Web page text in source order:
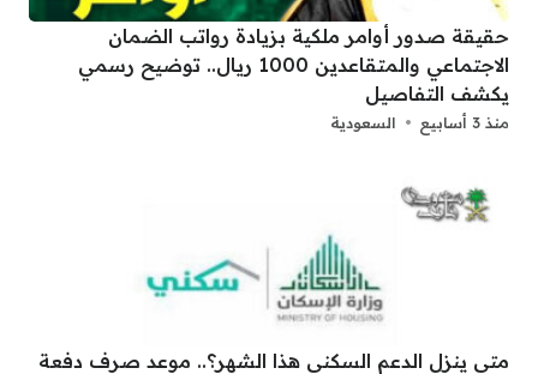
حقيقة صدور أوامر ملكية بزيادة رواتب الضمان
الاجتماعي والمتقاعدين 1000 ريال.. توضيح رسمي
يكشف التفاصيل
منذ 3 أسابيع السعودية
متى ينزل الدعم السكني هذا الشهر؟.. موعد صرف دفعة